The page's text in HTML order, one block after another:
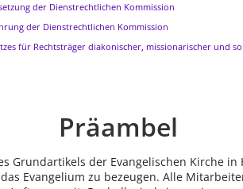
der Dienstrechtlichen Kommission
der Dienstrechtlichen Kommission
für Rechtsträger diakonischer, missionarischer und
Präambel
Grundartikels der Evangelischen Kirche in
Evangelium zu bezeugen. Alle